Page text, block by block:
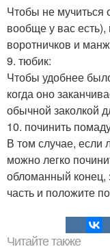
Чтобы не мучиться
вообще у вас
воротничков и
9. тюбик:
Чтобы удобнее
когда оно
обычной заколкой
10. починить
В том случае,
можно легко
обломанный конец,
часть и положите
Читайте также